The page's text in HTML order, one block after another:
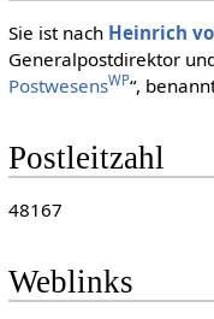
Sie ist nach Heinrich
Generalpostdirektor
PostwesensWP“,
Postleitzahl
48167
Weblinks